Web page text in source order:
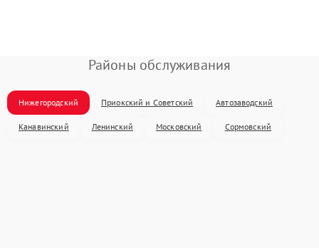
Районы обслуживания
Нижегородский Приокский и Советский Автозаводский
Канавинский Ленинский Московский Сормовский